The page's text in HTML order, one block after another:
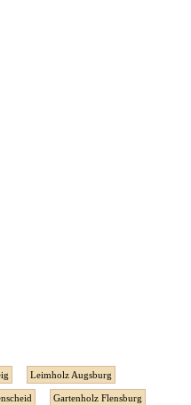
Leimholz Augsburg
Gartenholz Flensburg